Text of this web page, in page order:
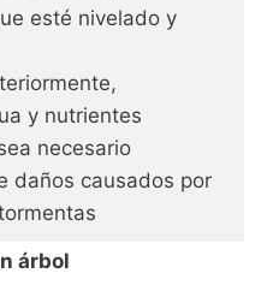
esté nivelado y
y nutrientes
necesario
daños causados por
árbol